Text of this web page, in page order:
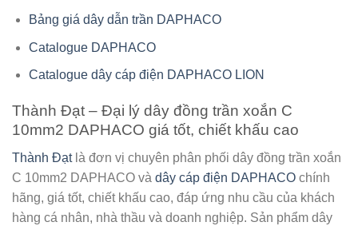
Bảng giá dây dẫn trần DAPHACO
Catalogue DAPHACO
Catalogue dây cáp điện DAPHACO LION
Thành Đạt – Đại lý dây đồng trần xoắn C
10mm2 DAPHACO giá tốt, chiết khấu cao
Thành Đạtlà đơn vị chuyên phân phối dây đồng trần xoắn
C 10mm2 DAPHACO và dây cáp điện DAPHACO chính
hãng, giá tốt, chiết khấu cao, đáp ứng nhu cầu của khách
hàng cá nhân, nhà thầu và doanh nghiệp. Sản phẩm dây